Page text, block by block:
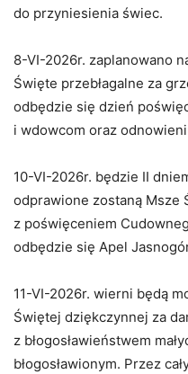
do przyniesienia świec.
8-VI-2026r. zaplanowano
Święte przebłagalne za
odbędzie się dzień
i wdowcom oraz
10-VI-2026r. będzie II
odprawione zostaną Msze
z poświęceniem
odbędzie się Apel
11-VI-2026r. wierni będą
Świętej dziękczynnej za
z błogosławieństwem
błogosławionym. Przez